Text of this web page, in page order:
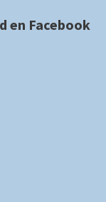
en Facebook